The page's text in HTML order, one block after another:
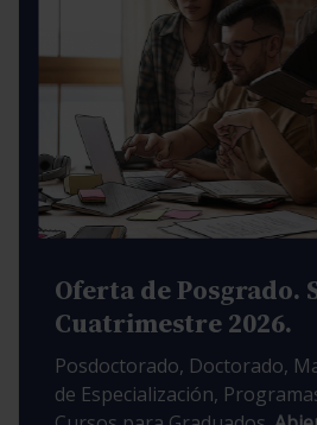
Oferta de Posgrado.
Cuatrimestre 2026.
Posdoctorado, Doctorado,
de Especialización,